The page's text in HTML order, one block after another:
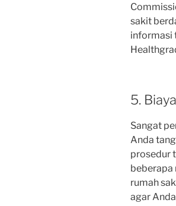
sakit
informasi
5.
Sangat
Anda
prosedur
beberapa
rumah
agar